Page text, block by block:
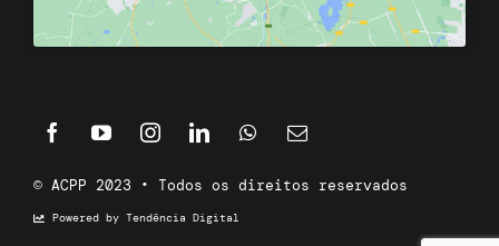
© ACPP 2023 • Todos os direitos reservados
Powered by Tendência Digital